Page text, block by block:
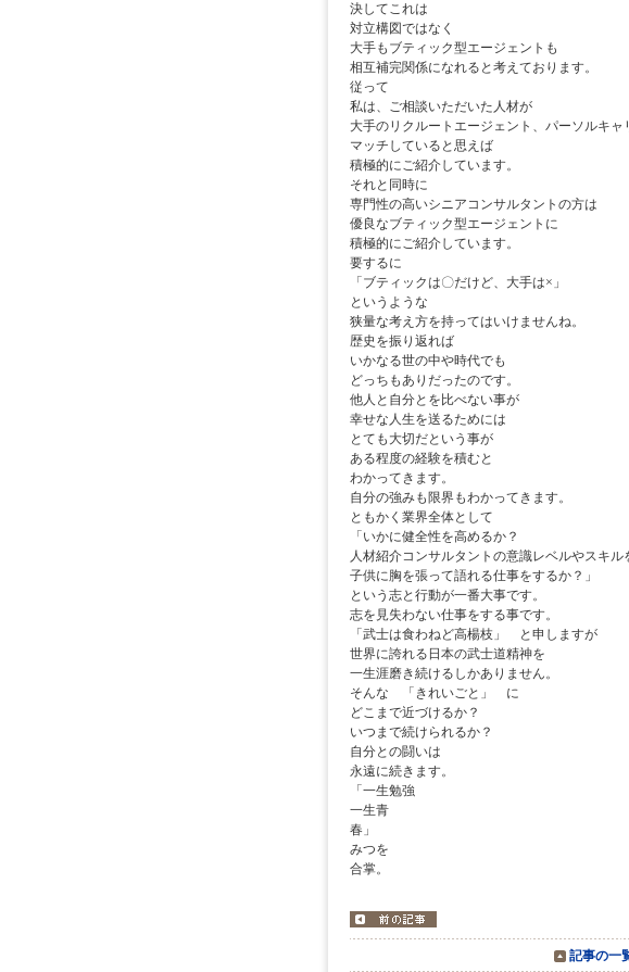
決してこれは
対立構図ではなく
大手もブティック型エージェントも
相互補完関係になれると考えております。
従って
私は、ご相談いただいた人材が
大手のリクルートエージェント、パーソルキャ
マッチしていると思えば
積極的にご紹介しています。
それと同時に
専門性の高いシニアコンサルタントの方は
優良なブティック型エージェントに
積極的にご紹介しています。
要するに
「ブティックは〇だけど、大手は×」
というような
狭量な考え方を持ってはいけませんね。
歴史を振り返れば
いかなる世の中や時代でも
どっちもありだったのです。
他人と自分とを比べない事が
幸せな人生を送るためには
とても大切だという事が
ある程度の経験を積むと
わかってきます。
自分の強みも限界もわかってきます。
ともかく業界全体として
「いかに健全性を高めるか？
人材紹介コンサルタントの意識レベルやスキル
子供に胸を張って語れる仕事をするか？」
という志と行動が一番大事です。
志を見失わない仕事をする事です。
「武士は食わねど高楊枝」 と申しますが
世界に誇れる日本の武士道精神を
一生涯磨き続けるしかありません。
そんな 「きれいごと」 に
どこまで近づけるか？
いつまで続けられるか？
自分との闘いは
永遠に続きます。
「一生勉強
一生青
みつを
合掌。
記事の一